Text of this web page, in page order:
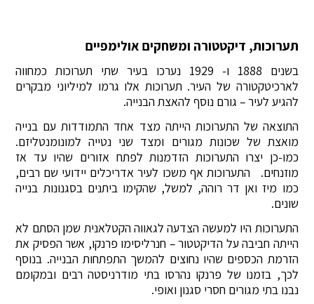
תערוכות, דיקטטורה ומשחקים אולימפיים
בשנים 1888 ו- 1929 נערכו בעיר שתי תערוכות כמחווה
לארכיטקטורה של העיר. תערוכות אלו גרמו למיליוני מבקרים
להגיע לעיר – גורם נוסף להאצת הבנייה.
התוצאה של התערוכות הייתה מצד אחד התמודדות עם בנייה
מואצת של שכונות מגורים ומצד שני נטייה למונומנטליזם.
כמו-כן יצרו התערוכות הזדמנות לפתח אזורים שהיו עד אז
מוזנחים. התערוכות אף משכו לעיר אדריכלים יידועי שם רבים,
כמו מיז ואן דר רוהה, למשל, שהקימו ביתנים בסגנונות בנייה
שונים.
התערוכות היו למעשה הצדעה לגאווה הקטלאנית שמן הסתם לא
הייתה חביבה על הדיקטטור – חנרליסימו פרנקו, אשר הפסיק את
הזרמת הכספים שהיו נחוצים להמשך התפתחות הבנייה. בנוסף
לכך, בזמנו של פרנקו נהרסו בתי מודרניסטה רבים ובמקומם
נבנו בתי מגורים חסרי סגנון ואופי.